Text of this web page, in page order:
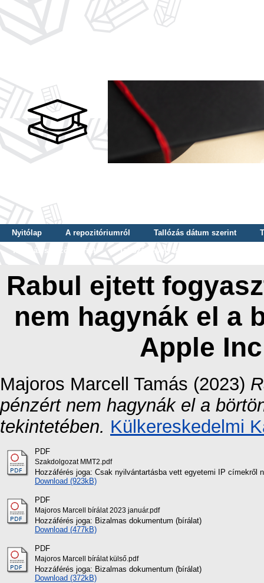
Nyitólap A repozitóriumról Tallózás dátum szerint
Tallózás szerző szerint
Tallózás nyelv szerint
Rabul ejtett
nem hagynák el a
Apple
Majoros Marcell Tamás (2023)
pénzért nem hagynák el a
tekintetében. Külkereskedelmi
PDF
Szakdolgozat MMT2.pdf
Hozzáférés joga: Csak nyilvántartásba vett egyetemi IP címekről
Download (923kB)
PDF
Majoros Marcell bírálat 2023 január.pdf
Hozzáférés joga: Bizalmas dokumentum (bírálat)
Download (477kB)
PDF
Majoros Marcell bírálat külső.pdf
Hozzáférés joga: Bizalmas dokumentum (bírálat)
Download (372kB)